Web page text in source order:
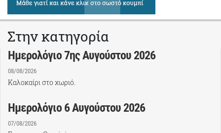
Στην κατηγορία
Ημερολόγιο 7ης Αυγούστου 2026
08/08/2026
Καλοκαίρι στο χωριό.
Ημερολόγιο 6 Αυγούστου 2026
07/08/2026